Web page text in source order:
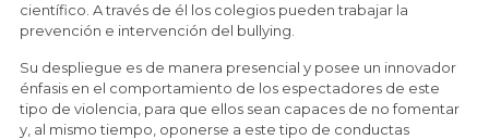
científico. A través de él los colegios pueden trabajar la
prevención e intervención del bullying.
Su despliegue es de manera presencial y posee un innovador
énfasis en el comportamiento de los espectadores de este
tipo de violencia, para que ellos sean capaces de no fomentar
y, al mismo tiempo, oponerse a este tipo de conductas